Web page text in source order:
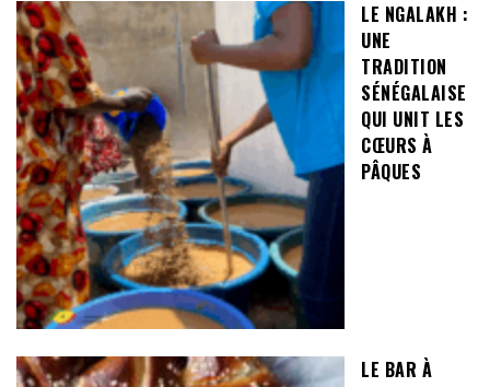
LE NGALAKH :
UNE
TRADITION
SÉNÉGALAISE
QUI UNIT LES
CŒURS À
PÂQUES
LE BAR À